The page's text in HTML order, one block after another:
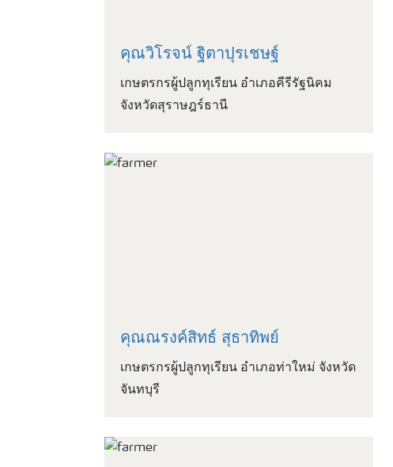
คุณวิโรจน์ ฐิตาปุรเชษฐ์
เกษตรกรผู้ปลูกทุเรียน อำเภอคีรีรัฐนิคม
จังหวัดสุราษฎร์ธานี
คุณณรงค์สิทธ์ สุธาทิพย์
เกษตรกรผู้ปลูกทุเรียน อำเภอท่าใหม่ จังหวัด
จันทบุรี